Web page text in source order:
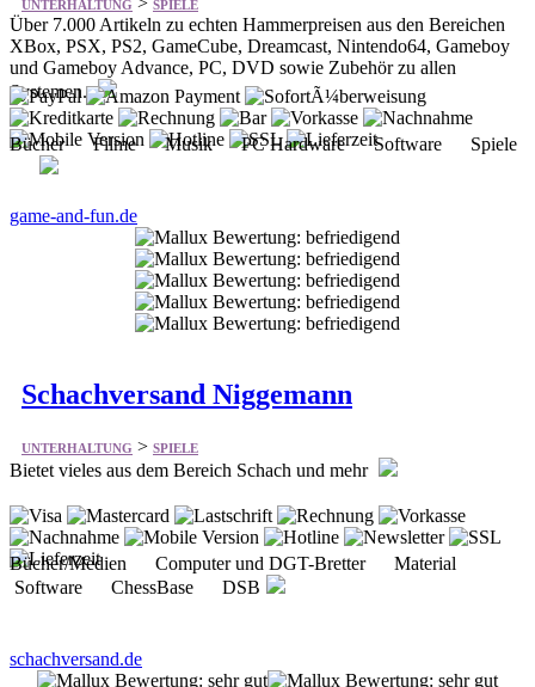
UNTERHALTUNG SPIELE
Über 7.000 Artikeln zu echten Hammerpreisen aus den Bereichen
XBox, PSX, PS2, GameCube, Dreamcast, Nintendo64, Gameboy
und Gameboy Advance, PC, DVD sowie Zubehör zu allen
Systemen.
Bücher Filme Musik PC Hardware Software Spiele
game-and-fun.de
Schachversand Niggemann
UNTERHALTUNG > SPIELE
Bietet vieles aus dem Bereich Schach und mehr
Bücher/Medien Computer und DGT-Bretter Material
Software ChessBase DSB
schachversand.de